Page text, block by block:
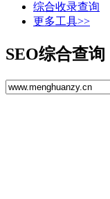
综合收录查询
更多工具>>
SEO综合查询